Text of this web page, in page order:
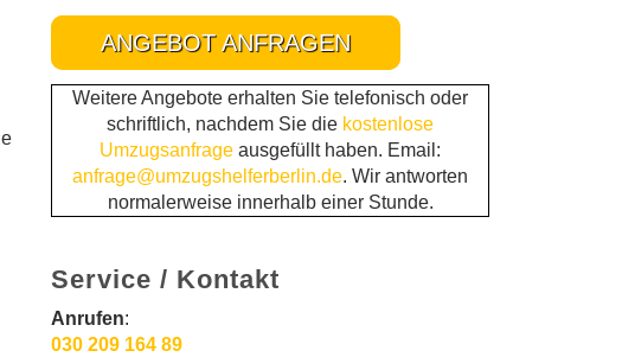
ANGEBOT ANFRAGEN
Weitere Angebote erhalten Sie telefonisch oder
schriftlich, nachdem Sie die kostenlose
Umzugsanfrage ausgefüllt haben. Email:
anfrage@umzugshelferberlin.de. Wir antworten
normalerweise innerhalb einer Stunde.
Service / Kontakt
Anrufen:
030 209 164 89